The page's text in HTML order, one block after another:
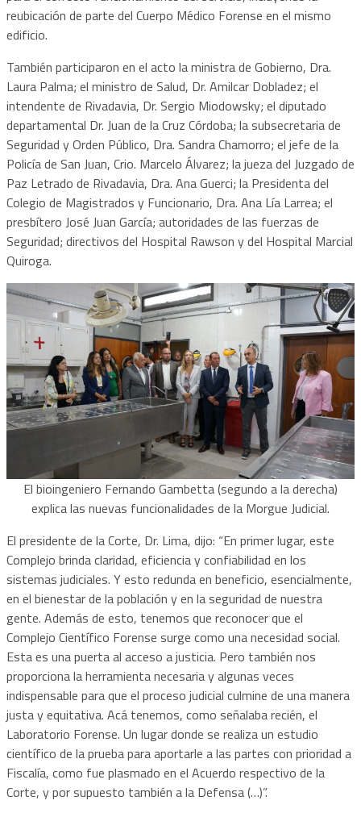
reubicación de parte del Cuerpo Médico Forense en el mismo
edificio.
También participaron en el acto la ministra de Gobierno, Dra.
Laura Palma; el ministro de Salud, Dr. Amilcar Dobladez; el
intendente de Rivadavia, Dr. Sergio Miodowsky; el diputado
departamental Dr. Juan de la Cruz Córdoba; la subsecretaria de
Seguridad y Orden Público, Dra. Sandra Chamorro; el jefe de la
Policía de San Juan, Crio. Marcelo Álvarez; la jueza del Juzgado de
Paz Letrado de Rivadavia, Dra. Ana Guerci; la Presidenta del
Colegio de Magistrados y Funcionario, Dra. Ana Lía Larrea; el
presbítero José Juan García; autoridades de las fuerzas de
Seguridad; directivos del Hospital Rawson y del Hospital Marcial
Quiroga.
El bioingeniero Fernando Gambetta (segundo a la derecha)
explica las nuevas funcionalidades de la Morgue Judicial.
El presidente de la Corte, Dr. Lima, dijo: “En primer lugar, este
Complejo brinda claridad, eficiencia y confiabilidad en los
sistemas judiciales. Y esto redunda en beneficio, esencialmente,
en el bienestar de la población y en la seguridad de nuestra
gente. Además de esto, tenemos que reconocer que el
Complejo Científico Forense surge como una necesidad social.
Esta es una puerta al acceso a justicia. Pero también nos
proporciona la herramienta necesaria y algunas veces
indispensable para que el proceso judicial culmine de una manera
justa y equitativa. Acá tenemos, como señalaba recién, el
Laboratorio Forense. Un lugar donde se realiza un estudio
científico de la prueba para aportarle a las partes con prioridad a
Fiscalía, como fue plasmado en el Acuerdo respectivo de la
Corte, y por supuesto también a la Defensa (…)”.